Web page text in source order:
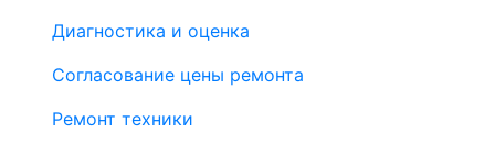
Диагностика и оценка
Согласование цены ремонта
Ремонт техники